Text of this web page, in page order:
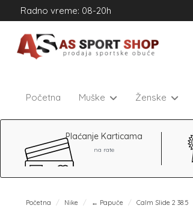
Radno vreme: 08-20h
Početna Muške Ženske
Plaćanje Karticama
na rate
Početna Nike ← Papuče Calm Slide 2 38.5